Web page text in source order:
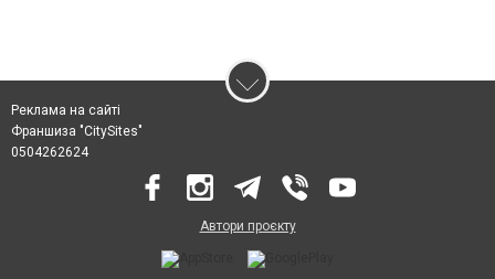
Реклама на сайті
Франшиза "CitySites"
0504262624
Автори проєкту